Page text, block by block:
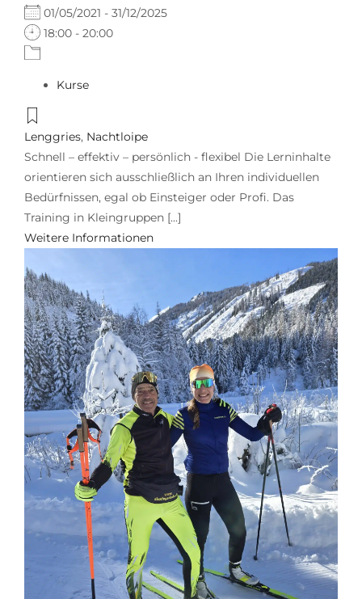
01/05/2021 - 31/12/2025
18:00 - 20:00
Kurse
Lenggries, Nachtloipe
Schnell – effektiv – persönlich - flexibel Die Lerninhalte
orientieren sich ausschließlich an Ihren individuellen
Bedürfnissen, egal ob Einsteiger oder Profi. Das
Training in Kleingruppen [...]
Weitere Informationen